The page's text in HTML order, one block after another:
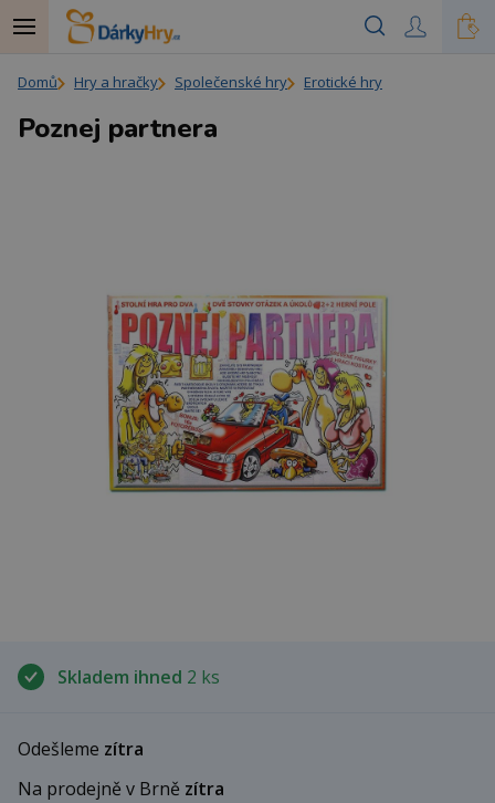
Domů Hry a hračky Společenské hry Erotické hry
Skladem ihned 2 ks
Odešleme zítra
Na prodejně v Brně zítra
Poznej partnera